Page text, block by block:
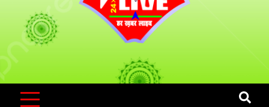
KNLS LIVE
India`s No.1 News Portal